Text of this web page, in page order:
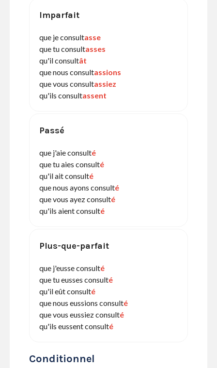
Imparfait
que je consultasse
que tu consultasses
qu'il consultât
que nous consultassions
que vous consultassiez
qu'ils consultassent
Passé
que j'aie consulté
que tu aies consulté
qu'il ait consulté
que nous ayons consulté
que vous ayez consulté
qu'ils aient consulté
Plus-que-parfait
que j'eusse consulté
que tu eusses consulté
qu'il eût consulté
que nous eussions consulté
que vous eussiez consulté
qu'ils eussent consulté
Conditionnel